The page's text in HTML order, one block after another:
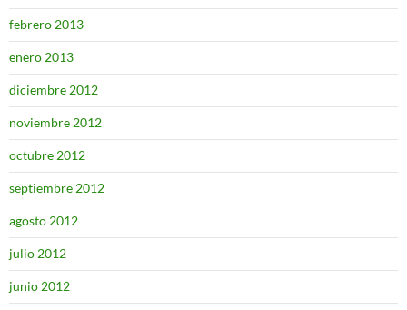
febrero 2013
enero 2013
diciembre 2012
noviembre 2012
octubre 2012
septiembre 2012
agosto 2012
julio 2012
junio 2012